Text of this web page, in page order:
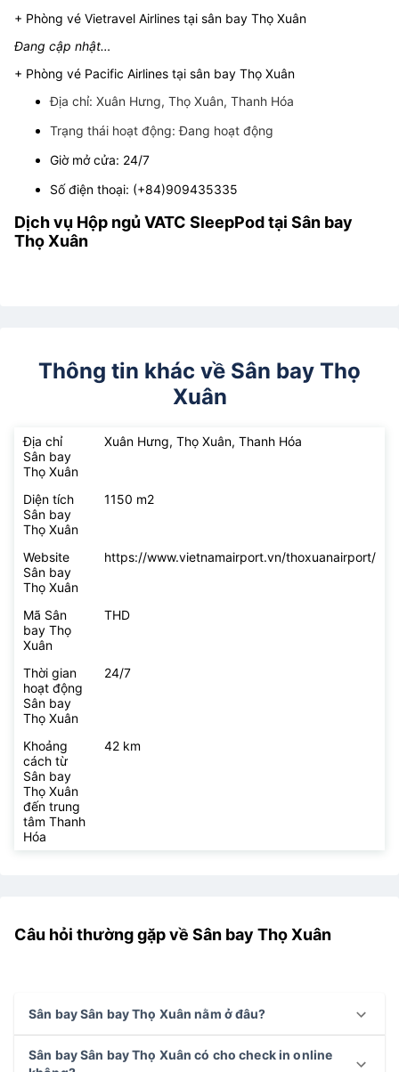
+ Phòng vé Vietravel Airlines tại sân bay Thọ Xuân
Đang cập nhật…
+ Phòng vé Pacific Airlines tại sân bay Thọ Xuân
Địa chỉ: Xuân Hưng, Thọ Xuân, Thanh Hóa
Trạng thái hoạt động: Đang hoạt động
Giờ mở cửa: 24/7
Số điện thoại: (+84)909435335
Dịch vụ Hộp ngủ VATC SleepPod tại Sân bay
Thọ Xuân
Thông tin khác về Sân bay Thọ
Xuân
Địa chỉ
Sân bay
Thọ Xuân
Xuân Hưng, Thọ Xuân, Thanh Hóa
Diện tích
Sân bay
Thọ Xuân
1150 m2
Website
Sân bay
Thọ Xuân
https://www.vietnamairport.vn/thoxuanairport/
Mã Sân
bay Thọ
Xuân
THD
Thời gian
hoạt động
Sân bay
Thọ Xuân
24/7
Khoảng
cách từ
Sân bay
Thọ Xuân
đến trung
tâm Thanh
Hóa
42 km
Câu hỏi thường gặp về Sân bay Thọ Xuân
Sân bay Sân bay Thọ Xuân nằm ở đâu?
Sân bay Sân bay Thọ Xuân có cho check in online